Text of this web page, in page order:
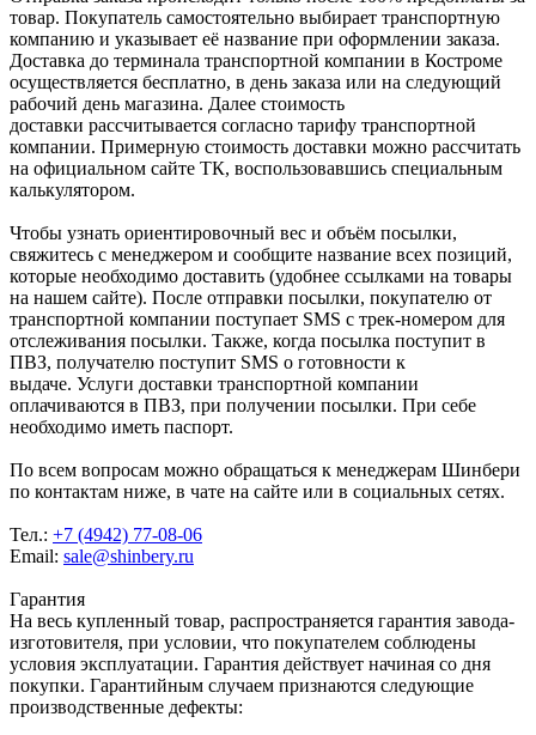
товар. Покупатель самостоятельно выбирает транспортную
компанию и указывает её название при оформлении заказа.
Доставка до терминала транспортной компании в Костроме
осуществляется бесплатно, в день заказа или на следующий
рабочий день магазина. Далее стоимость
доставки рассчитывается согласно тарифу транспортной
компании. Примерную стоимость доставки можно рассчитать
на официальном сайте ТК, воспользовавшись специальным
калькулятором.
Чтобы узнать ориентировочный вес и объём посылки,
свяжитесь с менеджером и сообщите название всех позиций,
которые необходимо доставить (удобнее ссылками на товары
на нашем сайте). После отправки посылки, покупателю от
транспортной компании поступает SMS с трек-номером для
отслеживания посылки. Также, когда посылка поступит в
ПВЗ, получателю поступит SMS о готовности к
выдаче. Услуги доставки транспортной компании
оплачиваются в ПВЗ, при получении посылки. При себе
необходимо иметь паспорт.
По всем вопросам можно обращаться к менеджерам Шинбери
по контактам ниже, в чате на сайте или в социальных сетях.
Тел.: +7 (4942) 77-08-06
Email: sale@shinbery.ru
Гарантия
На весь купленный товар, распространяется гарантия завода-
изготовителя, при условии, что покупателем соблюдены
условия эксплуатации. Гарантия действует начиная со дня
покупки. Гарантийным случаем признаются следующие
производственные дефекты: